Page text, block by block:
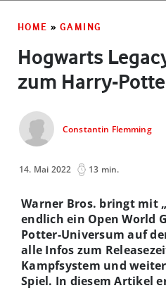
HOME » GAMING
Hogwarts
zum Harry-
Constantin Flemming
14. Mai 2022 13 min.
Warner Bros. bringt mit
endlich ein Open World
Potter-Universum auf
alle Infos zum
Kampfsystem und
Spiel. In diesem Artikel